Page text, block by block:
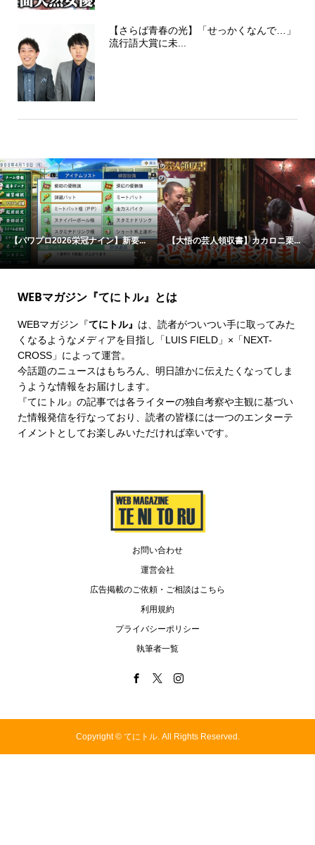
【さらば青春の光】「せっかくなんで…」
流行語大賞に未...
【パワプロ2026栄冠ナイン】新要... 【大悟の芸人領収書】カカロニ栗...
WEBマガジン『てにトル』とは
WEBマガジン『てにトル』 は、読者がついつい手に取ってみた
くなるようなメディアを目指し「LUIS FIELD」×「NEXT-
CROSS」によって運営。
今話題のニュースはもちろん、明日誰かに伝えたくなってしま
うような情報をお届けします。
『てにトル』の記事では各ライターの独自考察や主観に基づい
た情報発信を行なっており、読者の皆様には一つのエンターテ
イメントとしてお楽しみいただければ幸いです。
お問い合わせ
運営会社
広告掲載のご依頼・ご相談はこちら
利用規約
プライバシーポリシー
執筆者一覧
Copyright ©てにトル. All Rights Reserved.